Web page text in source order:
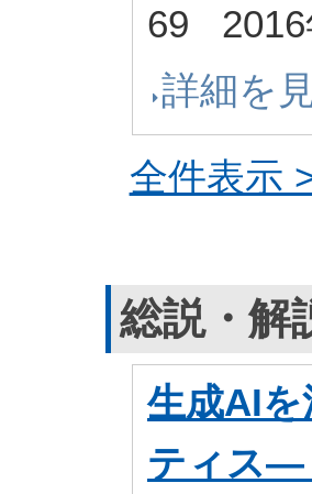
69 2016
詳細を
全件表示
総説・解
生成AI
ティス―